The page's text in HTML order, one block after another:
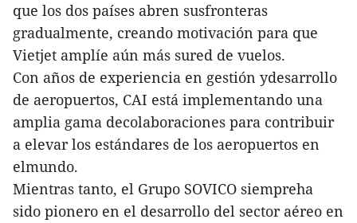
que los dos países abren susfronteras
gradualmente, creando motivación para que
Vietjet amplíe aún más sured de vuelos.
Con años de experiencia en gestión ydesarrollo
de aeropuertos, CAI está implementando una
amplia gama decolaboraciones para contribuir
a elevar los estándares de los aeropuertos en
elmundo.
Mientras tanto, el Grupo SOVICO siempreha
sido pionero en el desarrollo del sector aéreo en